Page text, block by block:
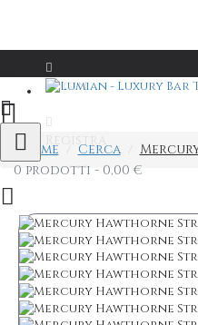
Login
Registra
0 prodotti - 0,00 €
Home Cerca